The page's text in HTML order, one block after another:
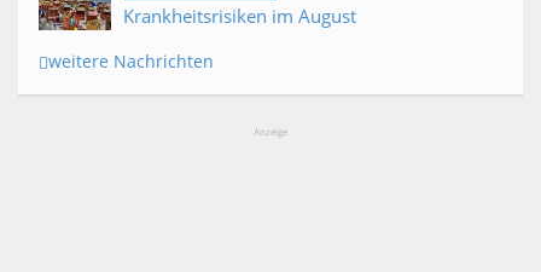
Krankheitsrisiken im August
weitere Nachrichten
Anzeige